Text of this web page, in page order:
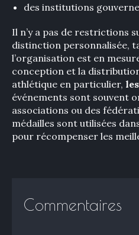
des institutions
Il n’y a pas de restrictions
distinction personnalisée,
l’organisation est en
conception et la
athlétique en particulier,
événements sont souvent
associations ou des
médailles sont utilisées
pour récompenser les
Commentaires